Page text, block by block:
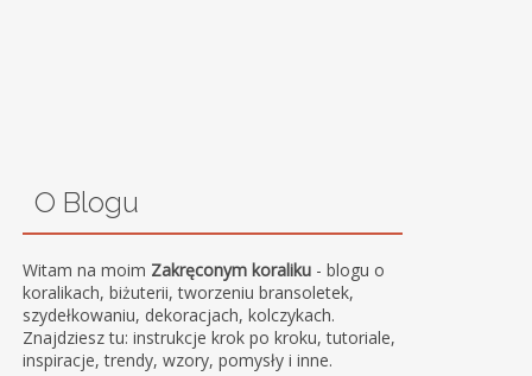
O Blogu
Witam na moim Zakręconym koraliku - blogu o
koralikach, biżuterii, tworzeniu bransoletek,
szydełkowaniu, dekoracjach, kolczykach.
Znajdziesz tu: instrukcje krok po kroku, tutoriale,
inspiracje, trendy, wzory, pomysły i inne.